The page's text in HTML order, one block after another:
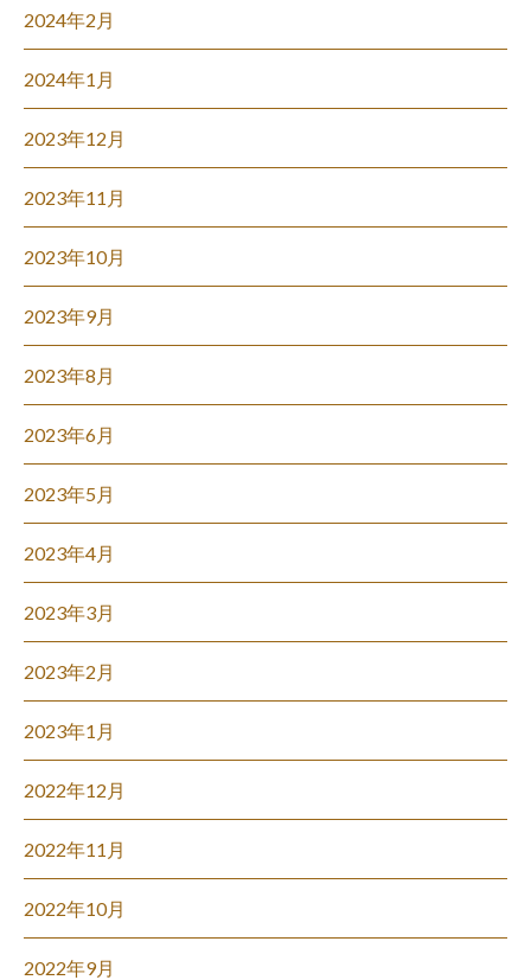
2024年2月
2024年1月
2023年12月
2023年11月
2023年10月
2023年9月
2023年8月
2023年6月
2023年5月
2023年4月
2023年3月
2023年2月
2023年1月
2022年12月
2022年11月
2022年10月
2022年9月